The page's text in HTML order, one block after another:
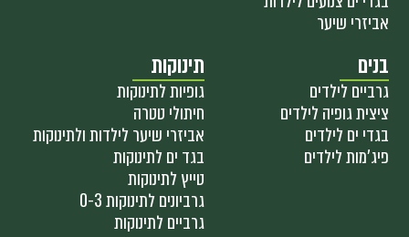
אביזרי שיער
בנים
גרביים לילדים
ציצית גופיה לילדים
בגדי ים לילדים
פיג'מות לילדים
תינוקות
גופיות לתינוקות
חיתולי טטרה
אביזרי שיער לילדות ולתינוקות
בגד ים לתינוקות
טייץ לתינוקות
גרביונים לתינוקות 0-3
גרביים לתינוקות